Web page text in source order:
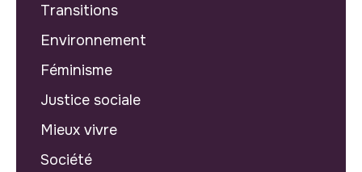
Transitions
Environnement
Féminisme
Justice sociale
Mieux vivre
Société